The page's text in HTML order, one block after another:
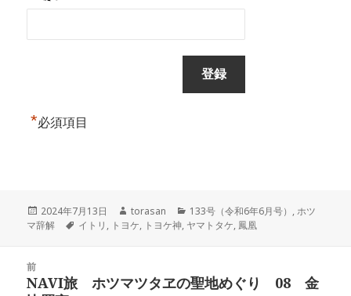
*必須項目
投
稿
2024年7月13日
作
成
torasan
カ
テ
133号（令和6年6月号） ,ホツ
マ辞解
タ
イトリ , トヨケ, トヨケ神, ヤマトタケ, 鳳凰
前
前
NAVI旅 ホツマツタヱの聖地めぐり 08 金